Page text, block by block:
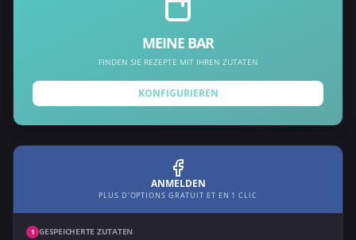
MEINE BAR
FINDEN SIE REZEPTE MIT IHREN ZUTATEN
KONFIGURIEREN
ANMELDEN
PLUS D'OPTIONS GRATUIT ET EN 1 CLIC
1 GESPEICHERTE ZUTATEN